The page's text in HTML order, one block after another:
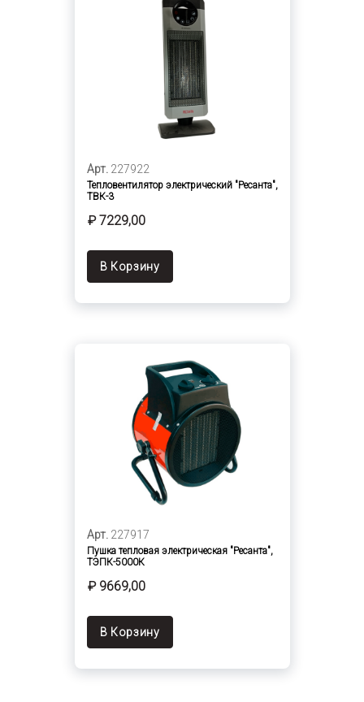
Арт. 227922
Тепловентилятор электрический "Ресанта",
ТВК-3
₽ 7229,00
В Корзину
Арт. 227917
Пушка тепловая электрическая "Ресанта",
ТЭПК-5000К
₽ 9669,00
В Корзину